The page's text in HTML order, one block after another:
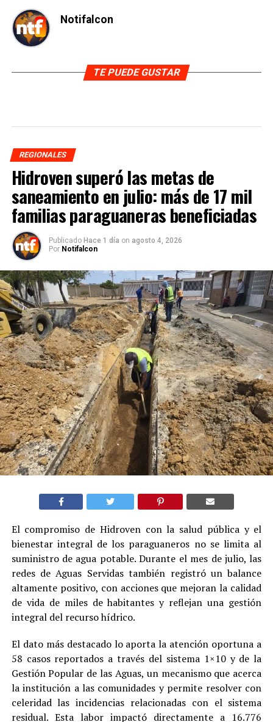
Notifalcon
TE PUEDE GUSTAR
REGIONALES
Hidroven superó las metas de
saneamiento en julio: más de 17 mil
familias paraguaneras beneficiadas
Publicado Hace 1 día on agosto 4, 2026
Por Notifalcon
El compromiso de Hidroven con la salud pública y el
bienestar integral de los paraguaneros no se limita al
suministro de agua potable. Durante el mes de julio, las
redes de Aguas Servidas también registró un balance
altamente positivo, con acciones que mejoran la calidad
de vida de miles de habitantes y reflejan una gestión
integral del recurso hídrico.
El dato más destacado lo aporta la atención oportuna a
58 casos reportados a través del sistema 1×10 y de la
Gestión Popular de las Aguas, un mecanismo que acerca
la institución a las comunidades y permite resolver con
celeridad las incidencias relacionadas con el sistema
residual. Esta labor impactó directamente a 16.776